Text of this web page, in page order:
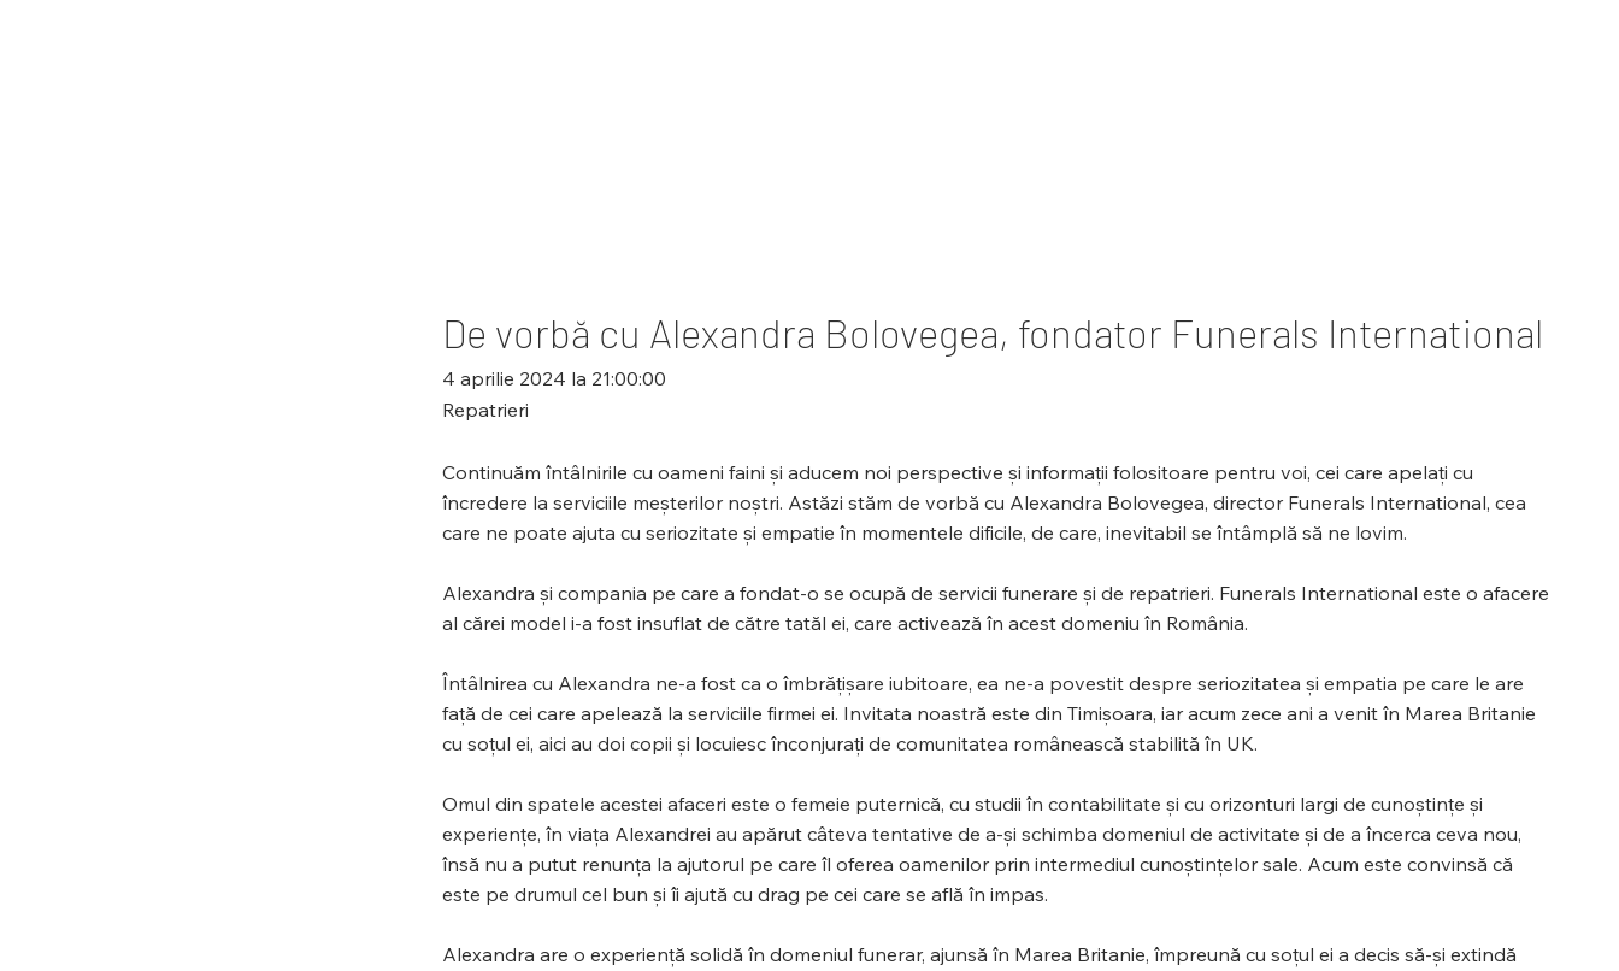
De vorbă cu Alexandra Bolovegea, fondator Funerals International
4 aprilie 2024 la 21:00:00
Repatrieri
Continuăm întâlnirile cu oameni faini și aducem noi perspective și informații folositoare pentru voi, cei care apelați cu
încredere la serviciile meșterilor noștri. Astăzi stăm de vorbă cu Alexandra Bolovegea, director Funerals International, cea
care ne poate ajuta cu seriozitate și empatie în momentele dificile, de care, inevitabil se întâmplă să ne lovim.
Alexandra și compania pe care a fondat-o se ocupă de servicii funerare și de repatrieri. Funerals International este o afacere
al cărei model i-a fost insuflat de către tatăl ei, care activează în acest domeniu în România.
Întâlnirea cu Alexandra ne-a fost ca o îmbrățișare iubitoare, ea ne-a povestit despre seriozitatea și empatia pe care le are
față de cei care apelează la serviciile firmei ei. Invitata noastră este din Timișoara, iar acum zece ani a venit în Marea Britanie
cu soțul ei, aici au doi copii și locuiesc înconjurați de comunitatea românească stabilită în UK.
Omul din spatele acestei afaceri este o femeie puternică, cu studii în contabilitate și cu orizonturi largi de cunoștințe și
experiențe, în viața Alexandrei au apărut câteva tentative de a-și schimba domeniul de activitate și de a încerca ceva nou,
însă nu a putut renunța la ajutorul pe care îl oferea oamenilor prin intermediul cunoștințelor sale. Acum este convinsă că
este pe drumul cel bun și îi ajută cu drag pe cei care se află în impas.
Alexandra are o experiență solidă în domeniul funerar, ajunsă în Marea Britanie, împreună cu soțul ei a decis să-și extindă